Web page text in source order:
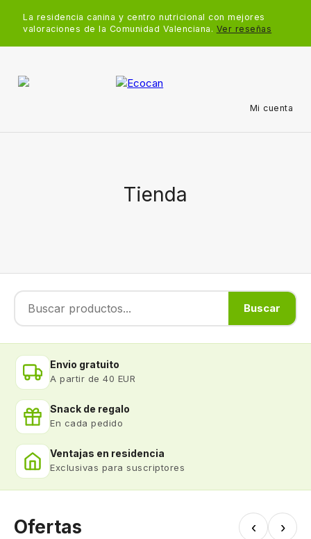
La residencia canina y centro nutricional con mejores
valoraciones de la Comunidad Valenciana. Ver reseñas
Mi cuenta
Tienda
Buscar
Envio gratuito
A partir de 40 EUR
Snack de regalo
En cada pedido
Ventajas en residencia
Exclusivas para suscriptores
Ofertas ‹ ›